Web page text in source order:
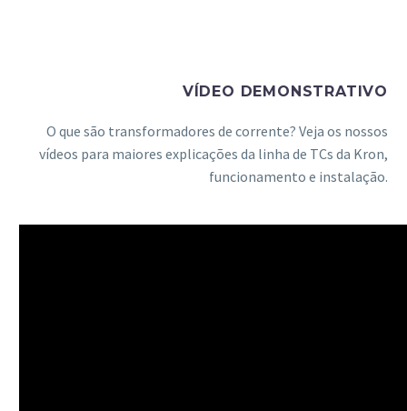
VÍDEO DEMONSTRATIVO
O que são transformadores de corrente? Veja os nossos
vídeos para maiores explicações da linha de TCs da Kron,
funcionamento e instalação.